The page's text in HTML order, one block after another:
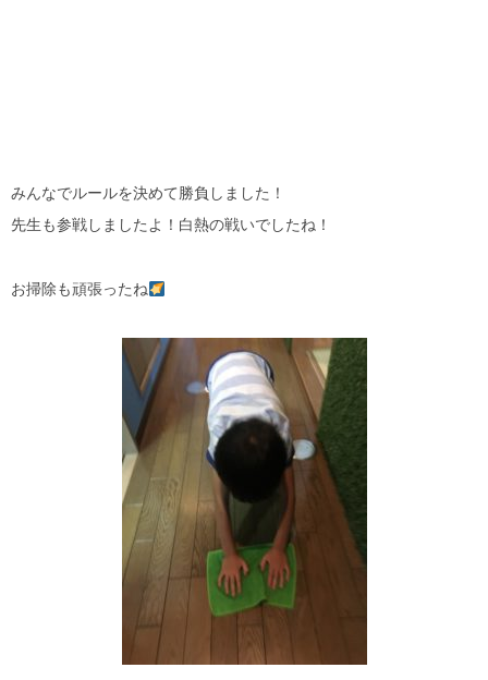
みんなでルールを決めて勝負しました！
先生も参戦しましたよ！白熱の戦いでしたね！
お掃除も頑張ったね